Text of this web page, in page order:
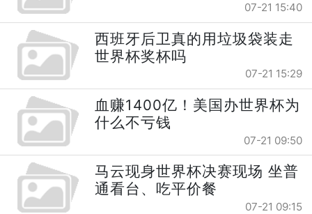
07-21 15:40
西班牙后卫真的用垃圾袋装走
世界杯奖杯吗
07-21 15:29
血赚1400亿！美国办世界杯为
什么不亏钱
07-21 09:50
马云现身世界杯决赛现场 坐普
通看台、吃平价餐
07-21 09:15